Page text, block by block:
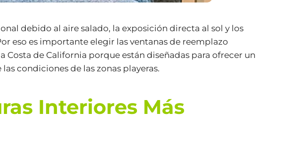
debido al aire salado, la exposición directa al sol y los
eso es importante elegir las ventanas de reemplazo
Costa de California porque están diseñadas para ofrecer un
condiciones de las zonas playeras.
Interiores Más